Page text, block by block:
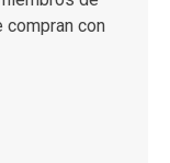
compran con